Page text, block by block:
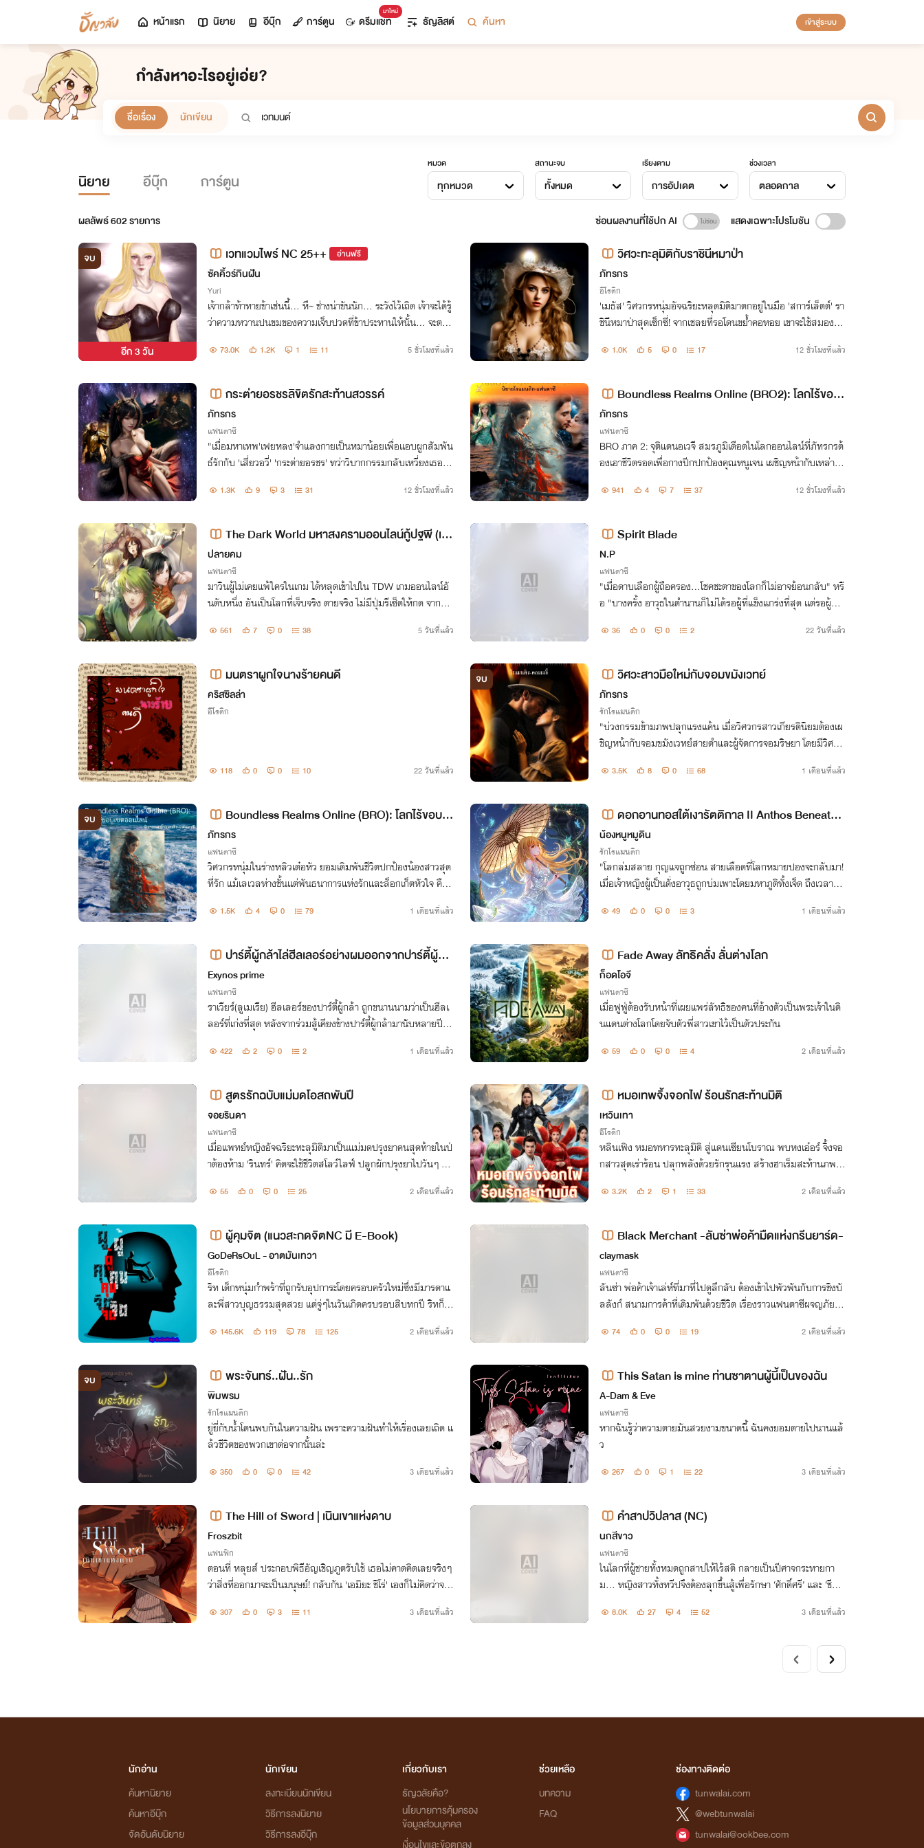
หน้าแรก นิยาย อีบุ๊ก การ์ตูน
มาใหม่
ดรีมแชท ธัญลิสต์ ค้นหา เข้าสู่ระบบ
กำลังหาอะไรอยู่เอ่ย?
ชื่อเรื่อง นักเขียน
นิยาย อีบุ๊ก การ์ตูน
หมวด
ทุกหมวด
สถานะจบ
ทั้งหมด
เรียงตาม
การอัปเดต
ช่วงเวลา
ตลอดกาล
ผลลัพธ์602รายการ ซ่อนผลงานที่ใช้ปก AI แสดงเฉพาะโปรโมชัน
จบ
อีก3 วัน
เวทแวมไพร์ NC 25++ อ่านฟรี
ซัคคิ้วร์กินฝัน
Yuri
เจ้ากล้าท้าทายข้าเช่นนี้… หึ~ ช่างน่าขันนัก… ระวังไว้เถิด เจ้าจะได้รู้
ว่าความหวานปนขมของความเจ็บปวดที่ข้าประทานให้นั้น… จะตรา
73.0K 1.2K 1 11 5 ชั่วโมงที่แล้ว
วิศวะทะลุมิติกับราชินีหมาป่า
ภัทรกร
อีโรติก
'เมธัส' วิศวกรหนุ่มอัจฉริยะหลุดมิติมาตกอยู่ในมือ 'สการ์เล็ตต์' รา
ชินีหมาป่าสุดเซ็กซี่! จากเชลยที่รอโดนขย้ำคอหอย เขาจะใช้สมอง เท
ด้อย่างไร!
1.0K 5 0 17 12 ชั่วโมงที่แล้ว
กระต่ายอรชรลิขิตรักสะท้านสวรรค์
ภัทรกร
แฟนตาซี
"เมื่อมหาเทพ'เฟยหลง'จำแลงกายเป็นหมาน้อยเพื่อแอบผูกสัมพัน
ธ์รักกับ 'เสี่ยวอวี่' 'กระต่ายอรชร' ทว่าวิบากกรรมกลับเหวี่ยงเธอสู่โ
1.3K 9 3 31 12 ชั่วโมงที่แล้ว
Boundless Realms Online (BRO2): โลกไร้ขอบเ
ขตออนไลน์ภาค 2: จุติแดนอเวจี พลิกชะตาพันธสัญญ
าแห่งรัก
ภัทรกร
แฟนตาซี
BRO ภาค 2: จุติแดนอเวจี สมรภูมิเดือดในโลกออนไลน์ที่ภัทรกรต้
องเอาชีวิตรอดเพื่อกางปีกปกป้องคุณหนูเจน เผชิญหน้ากับเหล่าผู้ก
น์ที่มีชีวิตเป็นเดิมพัน!
941 4 7 37 12 ชั่วโมงที่แล้ว
The Dark World มหาสงครามออนไลน์กู้ปฐพี (เว
อร์ชั่น 70 เปอร์เซ็นต์)
ปลายคม
แฟนตาซี
มาวินผู้ไม่เคยแพ้ใครในเกม ได้หลุดเข้าไปใน TDW เกมออนไลน์อั
นดับหนึ่ง อันเป็นโลกที่เจ็บจริง ตายจริง ไม่มีปุ่มรีเซ็ตให้กด จากกา
ได้หรือไม่
561 7 0 38 5 วันที่แล้ว
Spirit Blade
N.P
แฟนตาซี
"เมื่อดาบเลือกผู้ถือครอง...โชคชะตาของโลกก็ไม่อาจย้อนกลับ" หรื
อ "บางครั้ง อาวุธในตำนานก็ไม่ได้รอผู้ที่แข็งแกร่งที่สุด แต่รอผู้ที่มั
36 0 0 2 22 วันที่แล้ว
มนตราผูกใจนางร้ายคนดี
คริสซิลล่า
อีโรติก
118 0 0 10 22 วันที่แล้ว
จบ วิศวะสาวมือใหม่กับจอมขมังเวทย์
ภัทรกร
รักโรแมนติก
"บ่วงกรรมข้ามภพปลุกแรงแค้น เมื่อวิศวกรสาวเกียรตินิยมต้องเผ
ชิญหน้ากับจอมขมังเวทย์สายดำและผู้จัดการจอมริษยา โดยมีวิศวก
สยศาสตร์ที่เดิมพันด้วยหัวใจ"
3.5K 8 0 68 1 เดือนที่แล้ว
จบ
Boundless Realms Online (BRO): โลกไร้ขอบเข
ตออนไลน์
ภัทรกร
แฟนตาซี
วิศวกรหนุ่มในร่างหลิวเต๋อหัว ยอมเดิมพันชีวิตปกป้องน้องสาวสุด
ที่รัก แม้เลเวลห่างชั้นแต่พันธนาการแห่งรักและล็อกเก็ตหัวใจ คือกุ
BRO1.5K 4 0 79 1 เดือนที่แล้ว
ดอกอานทอสใต้เงารัตติกาล II Anthos Beneath t
he Night’s Shadow
น้องหนูหมูดิน
รักโรแมนติก
"โลกล่มสลาย กุญแจถูกซ่อน สายเลือดที่โลกหมายปองจะกลับมา!
เมื่อเจ้าหญิงผู้เป็นดั่งอาวุธถูกบ่มเพาะโดยมหาภูติทั้งเจ็ด ถึงเวลาที่ด
นาง"
49 0 0 3 1 เดือนที่แล้ว
ปาร์ตี้ผู้กล้าไล่ฮีลเลอร์อย่างผมออกจากปาร์ตี้ผู้กล้
า
Exynos prime
แฟนตาซี
ราเวียร์(ลูเมเรีย) ฮีลเลอร์ของปาร์ตี้ผู้กล้า ถูกขนานนามว่าเป็นฮีลเ
ลอร์ที่เก่งที่สุด หลังจากร่วมสู้เคียงข้างปาร์ตี้ผู้กล้ามานับหลายปี เผ
กล้า422 2 0 2 1 เดือนที่แล้ว
Fade Away ลัทธิคลั่ง ลั่นต่างโลก
ก็อดโอจี
แฟนตาซี
เมื่อฟูฟู่ต้องรับหน้าที่เผยแพร่ลัทธิของคนที่อ้างตัวเป็นพระเจ้าในดิ
นแดนต่างโลกโดยจับตัวพี่สาวเขาไว้เป็นตัวประกัน
59 0 0 4 2 เดือนที่แล้ว
สูตรรักฉบับแม่มดโอสถพันปี
จอยรินดา
แฟนตาซี
เมื่อแพทย์หญิงอัจฉริยะทะลุมิติมาเป็นแม่มดปรุงยาคนสุดท้ายในป่
าต้องห้าม 'รินทร์' คิดจะใช้ชีวิตสโลว์ไลฟ์ ปลูกผักปรุงยาไปวันๆ แต่
แจกสูตรยาเทพให
55 0 0 25 2 เดือนที่แล้ว
หมอเทพจิ้งจอกไฟ ร้อนรักสะท้านมิติ
เหวินเทา
อีโรติก
หลินเฟิง หมอทหารทะลุมิติ สู่แดนเซียนโบราณ พบหงเอ๋อร์ จิ้งจอ
กสาวสุดเร่าร้อน ปลุกพลังด้วยรักรุนแรง สร้างฮาเร็มสะท้านภพ ต่
3.2K 2 1 33 2 เดือนที่แล้ว
ผู้คุมจิต (แนวสะกดจิตNC มี E-Book)
GoDeRsOuL - อาตมันเทวา
อีโรติก
ริท เด็กหนุ่มกำพร้าที่ถูกรับอุปการะโดยครอบครัวใหม่ซึ่งมีมารดาแ
ละพี่สาวบุญธรรมสุดสวย แต่จู่ๆในวันเกิดครบรอบสิบหกปี ริทก็พ
สะกดจิตใครก็ได้!!
145.6K 119 78 125 2 เดือนที่แล้ว
Black Merchant -ลันซ่าพ่อค้ามืดแห่งกรีนยาร์ด-
claymask
แฟนตาซี
ลันซ่า พ่อค้าเจ้าเล่ห์ที่มาที่ไปดูลึกลับ ต้องเข้าไปพัวพันกับการชิงบั
ลลังก์ สนามการค้าที่เดิมพันด้วยชีวิต เรื่องราวแฟนตาซีผจญภัย ชิ
74 0 0 19 2 เดือนที่แล้ว
จบ พระจันทร์..ฝัน..รัก
พิมพรม
รักโรแมนติก
ยู่ยี่กับน้ำโตนพบกันในความฝัน เพราะความฝันทำให้เรื่องเลยเถิด แ
ล้วชีวิตของพวกเขาต่อจากนั้นล่ะ
350 0 0 42 3 เดือนที่แล้ว
This Satan is mine ท่านซาตานผู้นี้เป็นของฉัน
A-Dam & Eve
แฟนตาซี
หากฉันรู้ว่าความตายมันสวยงามขนาดนี้ ฉันคงยอมตายไปนานแล้
ว
267 0 1 22 3 เดือนที่แล้ว
The Hill of Sword | เนินเขาแห่งดาบ
Froszbit
แฟนฟิก
ตอนที่ หลุยส์ ประกอบพิธีอัญเชิญภูตรับใช้ เธอไม่คาดคิดเลยจริงๆ
ว่าสิ่งที่ออกมาจะเป็นมนุษย์! กลับกัน 'เอมิยะ ชิโร่' เองก็ไม่คิดว่าจะถู
307 0 3 11 3 เดือนที่แล้ว
คำสาปวิปลาส (NC)
นกสีขาว
แฟนตาซี
ในโลกที่ผู้ชายทั้งหมดถูกสาปให้ไร้สติ กลายเป็นปีศาจกระหายกา
ม… หญิงสาวทั้งทวีปจึงต้องลุกขึ้นสู้เพื่อรักษา ‘ศักดิ์ศรี’ และ ‘ชีวิต’
ครั้ง8.0K 27 4 52 3 เดือนที่แล้ว
นักอ่าน
ค้นหานิยาย
ค้นหาอีบุ๊ก
จัดอันดับนิยาย
นักเขียน
ลงทะเบียนนักเขียน
วิธีการลงนิยาย
วิธีการลงอีบุ๊ก
เกี่ยวกับเรา
ธัญวลัยคือ?
นโยบายการคุ้มครอง
ข้อมูลส่วนบุคคล
ช่วยเหลือ
บทความ
FAQ
ช่องทางติดต่อ
tunwalai.com
@webtunwalai
tunwalai@ookbee.com